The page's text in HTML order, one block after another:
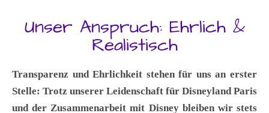
Unser Anspruch: Ehrlich &
Realistisch
Transparenz und Ehrlichkeit stehen für uns an erster
Stelle: Trotz unserer Leidenschaft für Disneyland Paris
und der Zusammenarbeit mit Disney bleiben wir stets